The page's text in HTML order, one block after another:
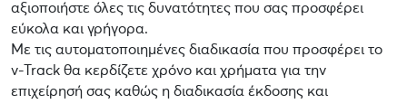
αξιοποιήστε όλες τις δυνατότητες που σας προσφέρει
εύκολα και γρήγορα.
Με τις αυτοματοποιημένες διαδικασία που προσφέρει το
v-Track θα κερδίζετε χρόνο και χρήματα για την
επιχείρησή σας καθώς η διαδικασία έκδοσης και